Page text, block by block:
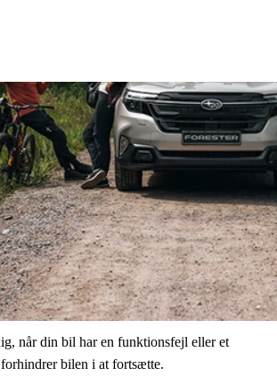
når din bil har en funktionsfejl eller et
bilen i at fortsætte.